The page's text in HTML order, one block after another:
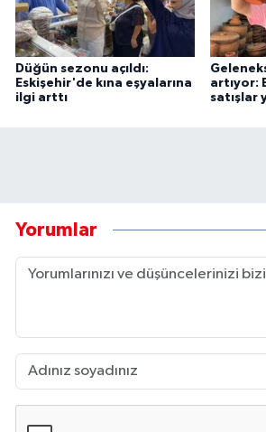
Düğün sezonu açıldı:
Eskişehir'de kına eşyalarına
ilgi arttı
artıyor:
satışlar
Yorumlar